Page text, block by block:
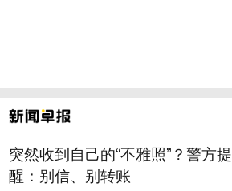
突然收到自己的“不雅照”？警方提
醒：别信、别转账